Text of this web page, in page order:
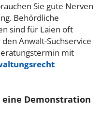
Sie gute Nerven
Behördliche
sind für Laien oft
Anwalt-Suchservice
mit
eine Demonstration